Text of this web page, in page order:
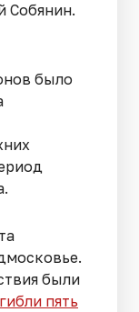
Собянин.
было
были
пять